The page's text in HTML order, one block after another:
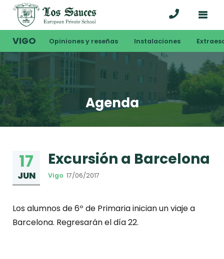
VIGO Opiniones y reseñas Instalaciones
Agenda
17
JUN
Excursión a Barcelona
Vigo 17/06/2017
Los alumnos de 6º de Primaria inician un viaje a
Barcelona. Regresarán el día 22.